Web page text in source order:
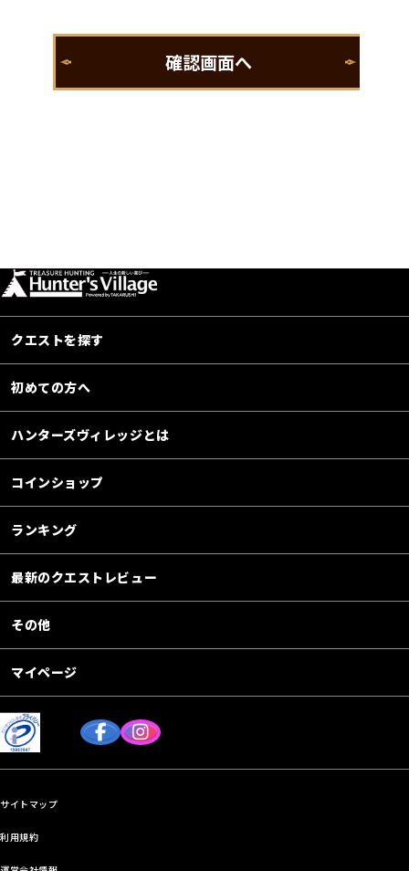
クエストを探す
初めての方へ
ハンターズヴィレッジとは
コインショップ
ランキング
最新のクエストレビュー
その他
マイページ
サイトマップ
利用規約